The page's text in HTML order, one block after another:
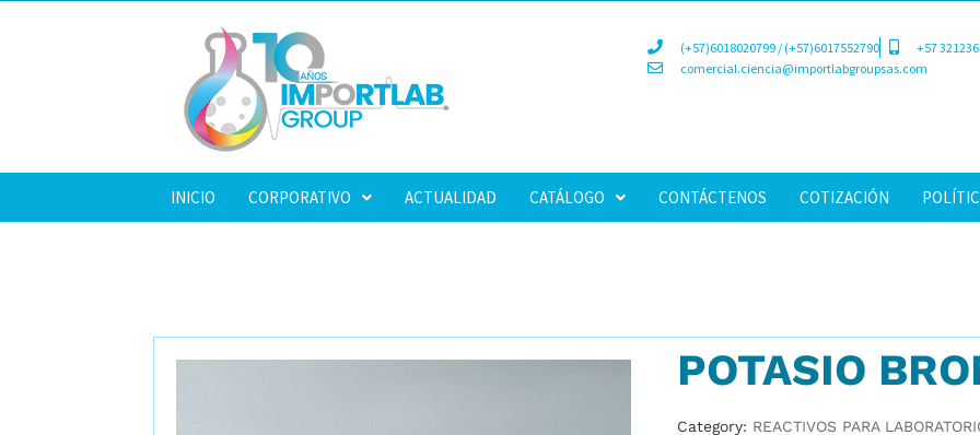
(+57)6018020799 / (+57)6017552790
+57
comercial.ciencia@importlabgroupsas.com
INICIO CORPORATIVO ACTUALIDAD CATÁLOGO CONTÁCTENOS COTIZACIÓN
POTASIO
Category: REACTIVOS PARA